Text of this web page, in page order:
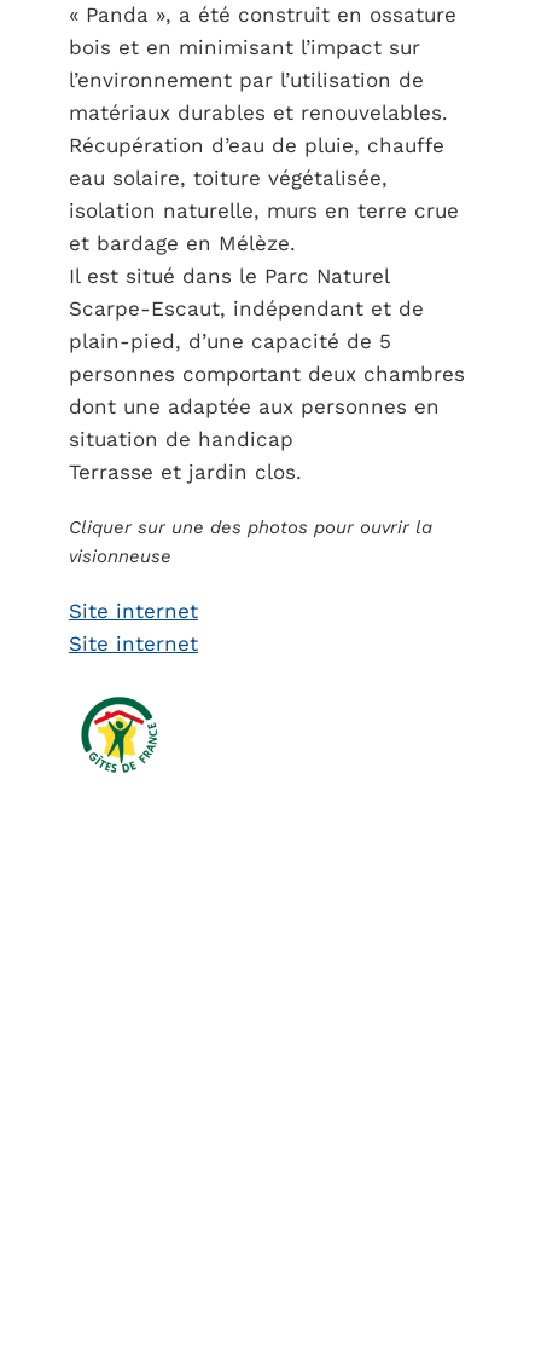
« Panda », a été construit en ossature
bois et en minimisant l’impact sur
l’environnement par l’utilisation de
matériaux durables et renouvelables.
Récupération d’eau de pluie, chauffe
eau solaire, toiture végétalisée,
isolation naturelle, murs en terre crue
et bardage en Mélèze.
Il est situé dans le Parc Naturel
Scarpe-Escaut, indépendant et de
plain-pied, d’une capacité de 5
personnes comportant deux chambres
dont une adaptée aux personnes en
situation de handicap
Terrasse et jardin clos.
Cliquer sur une des photos pour ouvrir la
visionneuse
Site internet
Site internet